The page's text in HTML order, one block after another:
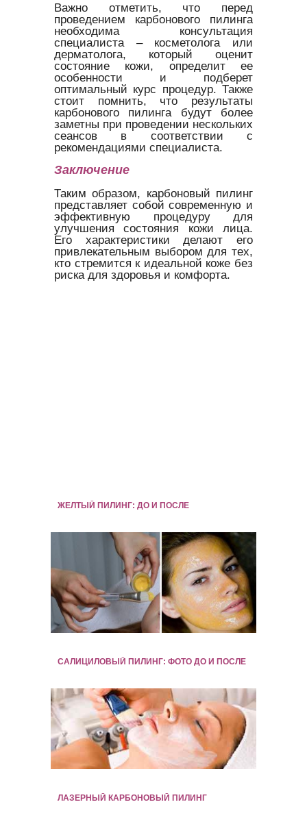
Важно отметить, что перед
проведением карбонового пилинга
необходима консультация
специалиста – косметолога или
дерматолога, который оценит
состояние кожи, определит ее
особенности и подберет
оптимальный курс процедур. Также
стоит помнить, что результаты
карбонового пилинга будут более
заметны при проведении нескольких
сеансов в соответствии с
рекомендациями специалиста.
Заключение
Таким образом, карбоновый пилинг
представляет собой современную и
эффективную процедуру для
улучшения состояния кожи лица.
Его характеристики делают его
привлекательным выбором для тех,
кто стремится к идеальной коже без
риска для здоровья и комфорта.
ЖЕЛТЫЙ ПИЛИНГ: ДО И ПОСЛЕ
САЛИЦИЛОВЫЙ ПИЛИНГ: ФОТО ДО И ПОСЛЕ
ЛАЗЕРНЫЙ КАРБОНОВЫЙ ПИЛИНГ